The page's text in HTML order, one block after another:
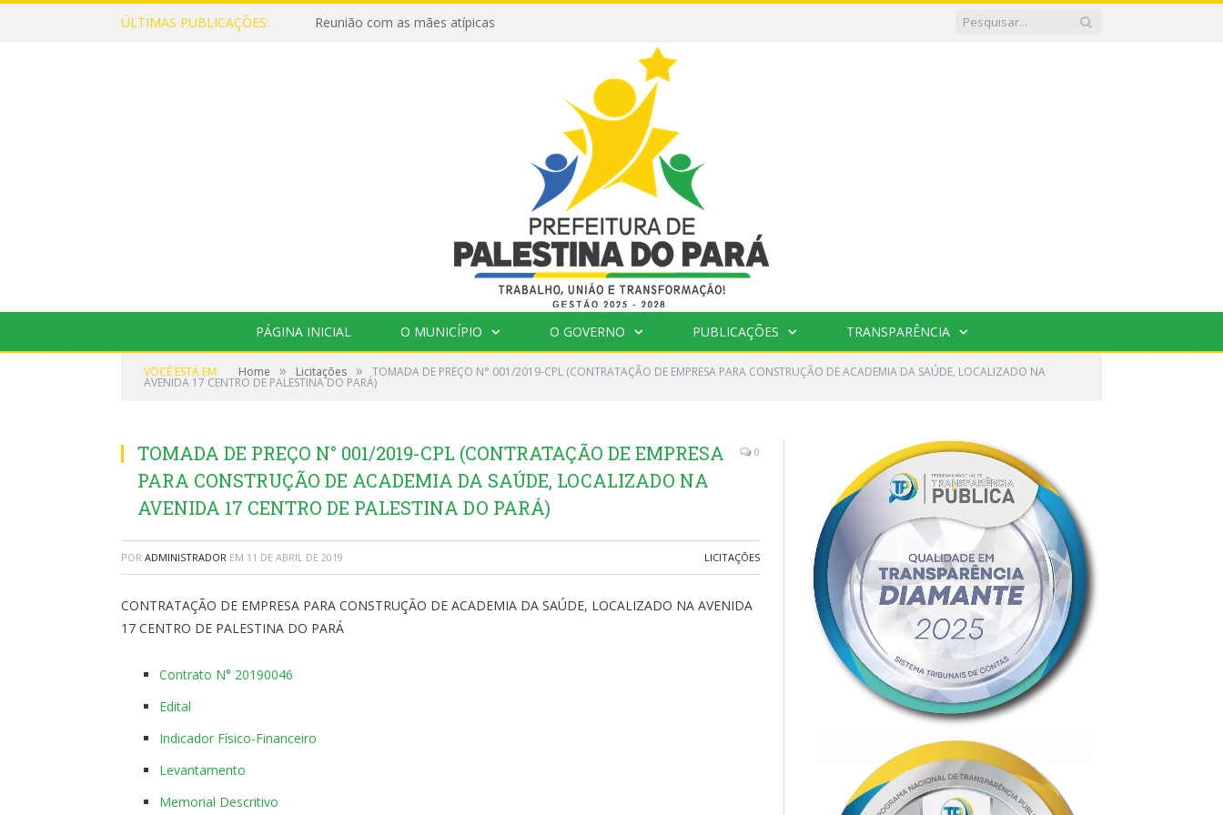
ÚLTIMAS PUBLICAÇÕES: Reunião com as mães atípicas
PÁGINA INICIAL O MUNICÍPIO O GOVERNO PUBLICAÇÕES TRANSPARÊNCIA
VOCÊ ESTÁ EM: Home » Licitações » TOMADA DE PREÇO N° 001/2019-CPL (CONTRATAÇÃO DE EMPRESA PARA CONSTRUÇÃO DE ACADEMIA DA SAÚDE, LOCALIZADO NA
AVENIDA 17 CENTRO DE PALESTINA DO PARÁ)
TOMADA DE PREÇO N° 001/2019-CPL (CONTRATAÇÃO DE EMPRESA
PARA CONSTRUÇÃO DE ACADEMIA DA SAÚDE, LOCALIZADO NA
AVENIDA 17 CENTRO DE PALESTINA DO PARÁ)
0
POR ADMINISTRADOR EM 11 DE ABRIL DE 2019 LICITAÇÕES
CONTRATAÇÃO DE EMPRESA PARA CONSTRUÇÃO DE ACADEMIA DA SAÚDE, LOCALIZADO NA AVENIDA
17 CENTRO DE PALESTINA DO PARÁ
Contrato N° 20190046
Edital
Indicador Físico-Financeiro
Levantamento
Memorial Descritivo